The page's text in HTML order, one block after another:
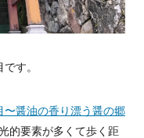
す。
醤油の香り漂う醤の郷
的要素が多くて歩く距